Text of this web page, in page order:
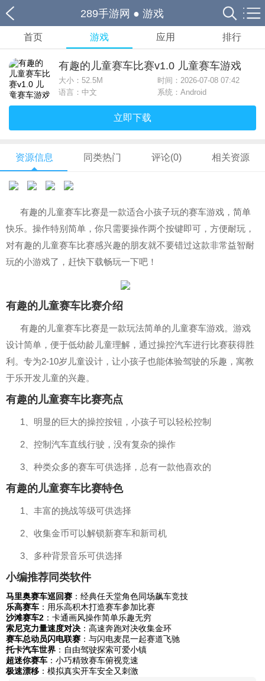
289手游网 ● 游戏
首页 游戏 应用 排行
有趣的儿童赛车比赛v1.0 儿童赛车游戏
大小： 52.5M
时间：2026-07-08 07:42
语言：中文
系统：Android
立即下载
资源信息 同类热门 评论(0) 相关资源
有趣的儿童赛车比赛是一款适合小孩子玩的赛车游戏，简单
快乐。操作特别简单，你只需要操作两个按键即可，方便耐玩，
对有趣的儿童赛车比赛感兴趣的朋友就不要错过这款非常益智耐
玩的小游戏了，赶快下载畅玩一下吧！
有趣的儿童赛车比赛介绍
有趣的儿童赛车比赛是一款玩法简单的儿童赛车游戏。游戏
设计简单，便于低幼龄儿童理解，通过操控汽车进行比赛获得胜
利。专为2-10岁儿童设计，让小孩子也能体验驾驶的乐趣，寓教
于乐开发儿童的兴趣。
有趣的儿童赛车比赛亮点
1、明显的巨大的操控按钮，小孩子可以轻松控制
2、控制汽车直线行驶，没有复杂的操作
3、种类众多的赛车可供选择，总有一款他喜欢的
有趣的儿童赛车比赛特色
1、丰富的挑战等级可供选择
2、收集金币可以解锁新赛车和新司机
3、多种背景音乐可供选择
小编推荐同类软件
马里奥赛车巡回赛 ：经典任天堂角色同场飙车竞技
乐高赛车 ：用乐高积木打造赛车参加比赛
沙滩赛车2 ：卡通画风操作简单乐趣无穷
索尼克力量速度对决 ：高速奔跑对决收集金环
赛车总动员闪电联赛 ：与闪电麦昆一起赛道飞驰
托卡汽车世界 ：自由驾驶探索可爱小镇
超迷你赛车 ：小巧精致赛车俯视竞速
极速漂移 ：模拟真实开车安全又刺激